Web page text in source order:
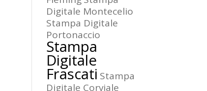
Digitale Montecelio
Stampa Digitale
Portonaccio
Stampa
Digitale
Frascati Stampa
Digitale Corviale